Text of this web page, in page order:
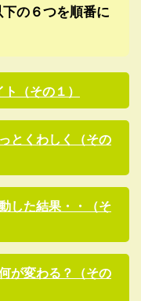
の６つを順番に
（その１）
とくわしく（その
した結果・・（そ
が変わる？（その